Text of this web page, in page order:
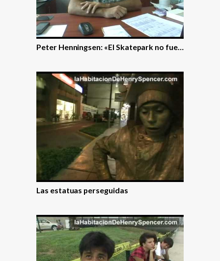
Peter Henningsen: «El Skatepark no fue…
Las estatuas perseguidas